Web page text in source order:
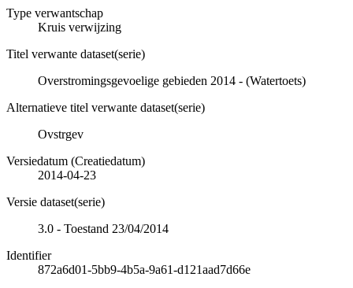
Type verwantschap
Kruis verwijzing
Titel verwante dataset(serie)
Overstromingsgevoelige gebieden 2014 - (Watertoets)
Alternatieve titel verwante dataset(serie)
Ovstrgev
Versiedatum (Creatiedatum)
2014-04-23
Versie dataset(serie)
3.0 - Toestand 23/04/2014
Identifier
872a6d01-5bb9-4b5a-9a61-d121aad7d66e